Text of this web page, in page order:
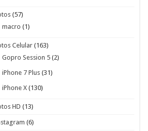
(57)
macro (1)
Celular (163)
Gopro Session 5 (2)
iPhone 7 Plus (31)
iPhone X (130)
HD (13)
(6)